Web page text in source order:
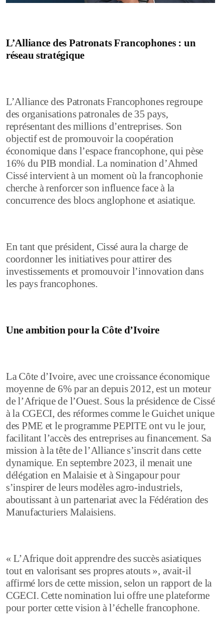
L’Alliance des Patronats Francophones : un
réseau stratégique
L’Alliance des Patronats Francophones regroupe
des organisations patronales de 35 pays,
représentant des millions d’entreprises. Son
objectif est de promouvoir la coopération
économique dans l’espace francophone, qui pèse
16% du PIB mondial. La nomination d’Ahmed
Cissé intervient à un moment où la francophonie
cherche à renforcer son influence face à la
concurrence des blocs anglophone et asiatique.
En tant que président, Cissé aura la charge de
coordonner les initiatives pour attirer des
investissements et promouvoir l’innovation dans
les pays francophones.
Une ambition pour la Côte d’Ivoire
La Côte d’Ivoire, avec une croissance économique
moyenne de 6% par an depuis 2012, est un moteur
de l’Afrique de l’Ouest. Sous la présidence de Cissé
à la CGECI, des réformes comme le Guichet unique
des PME et le programme PEPITE ont vu le jour,
facilitant l’accès des entreprises au financement. Sa
mission à la tête de l’Alliance s’inscrit dans cette
dynamique. En septembre 2023, il menait une
délégation en Malaisie et à Singapour pour
s’inspirer de leurs modèles agro-industriels,
aboutissant à un partenariat avec la Fédération des
Manufacturiers Malaisiens.
« L’Afrique doit apprendre des succès asiatiques
tout en valorisant ses propres atouts », avait-il
affirmé lors de cette mission, selon un rapport de la
CGECI. Cette nomination lui offre une plateforme
pour porter cette vision à l’échelle francophone.